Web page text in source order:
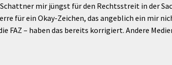
mir jüngst für den Rechtsstreit in der
für ein Okay-Zeichen, das angeblich ein mir
FAZ – haben das bereits korrigiert. Andere